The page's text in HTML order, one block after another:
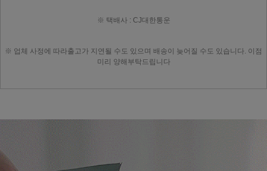
※ 택배사 : CJ대한통운
※ 업체 사정에 따라출고가 지연될 수도 있으며 배송이 늦어질 수도 있습니다. 이점
미리 양해부탁드립니다